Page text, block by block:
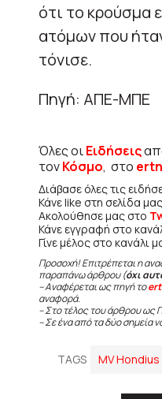
ότι το κρούσμα
ατόμων που
τόνισε.
Πηγή: ΑΠΕ-ΜΠΕ
Όλες οιΕιδήσεις
τονΚόσμο, στο
Διάβασε όλες τις
Κάνε like στη σελίδα
Ακολούθησε μας στο
Κάνε εγγραφή στο
Γίνε μέλος στο κανάλι
Προσοχή! Επιτρέπεται η
παραπάνω άρθρου (όχι
– Αναφέρεται ως πηγή το
αναφορά.
– Στο τέλος του άρθρου ως
– Σε ένα από τα δύο σημεία
TAGS MV Hondius